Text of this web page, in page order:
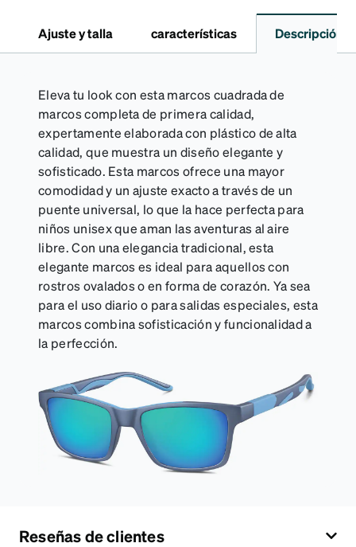
Ajuste y talla características Descripción
Eleva tu look con esta marcos cuadrada de
marcos completa de primera calidad,
expertamente elaborada con plástico de alta
calidad, que muestra un diseño elegante y
sofisticado. Esta marcos ofrece una mayor
comodidad y un ajuste exacto a través de un
puente universal, lo que la hace perfecta para
niños unisex que aman las aventuras al aire
libre. Con una elegancia tradicional, esta
elegante marcos es ideal para aquellos con
rostros ovalados o en forma de corazón. Ya sea
para el uso diario o para salidas especiales, esta
marcos combina sofisticación y funcionalidad a
la perfección.
Reseñas de clientes